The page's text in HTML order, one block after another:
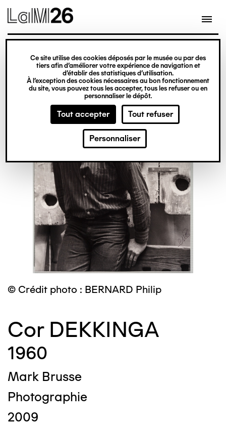
Gestion des cookies
Ce site utilise des cookies déposés par le musée ou par des
tiers afin d’améliorer votre expérience de navigation et
d’établir des statistiques d’utilisation.
À l’exception des cookies nécessaires au bon fonctionnement
du site, vous pouvez tous les accepter, tous les refuser ou en
personnaliser le dépôt.
Tout accepter Tout refuser
Personnaliser
contenu
© Crédit photo : BERNARD Philip
Cor DEKKINGA
1960
Mark Brusse
Photographie
2009